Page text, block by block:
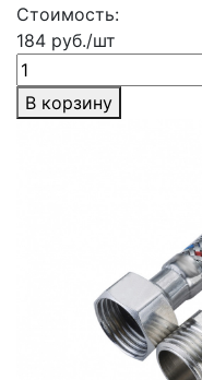
Стоимость:
184 руб./шт
В корзину